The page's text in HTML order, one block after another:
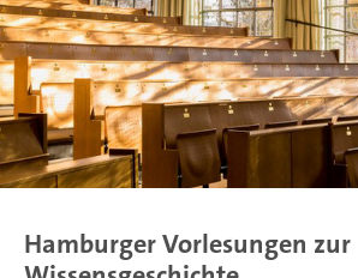
Hamburger Vorlesungen zur